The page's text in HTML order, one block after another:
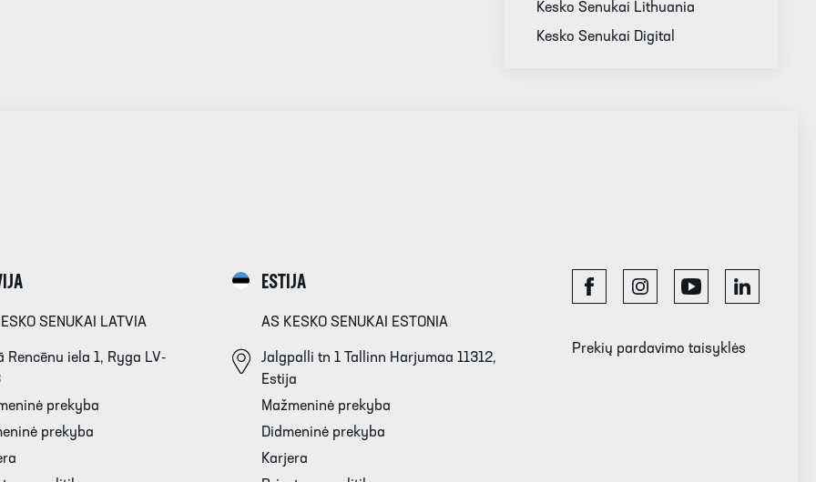
Kesko Senukai Lithuania
Kesko Senukai Digital
SENUKAI LATVIA
Rencēnu iela 1, Ryga LV-
prekyba
prekyba
ESTIJA
AS KESKO SENUKAI ESTONIA
Jalgpalli tn 1 Tallinn Harjumaa 11312,
Estija
Mažmeninė prekyba
Didmeninė prekyba
Karjera
Prekių pardavimo taisyklės